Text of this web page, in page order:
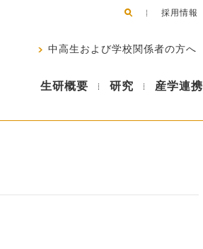
採用情報
中高生および学校関係者の方へ
生研概要 研究 産学連携